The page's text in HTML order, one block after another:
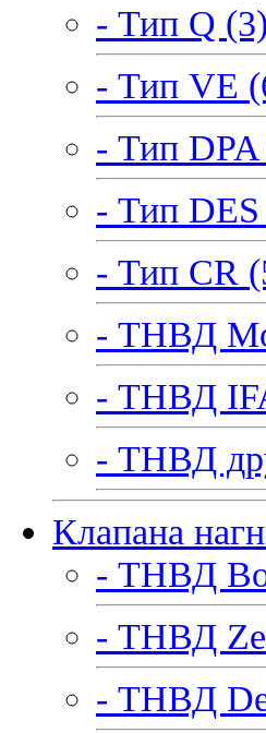
- Тип Q (3)
- Тип VE
- Тип DPA
- Тип
- Тип CR
- ТНВД
- ТНВД
- ТНВД
Клапана
- ТНВД
- ТНВД
- ТНВД